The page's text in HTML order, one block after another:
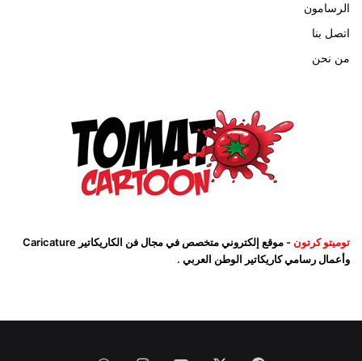
الرسامون
اتصل بنا
من نحن
توميتو كرتون
- موقع إلكتروني متخصص في مجال فن الكاريكاتير Caricature
وأعمال رسامي كاريكاتير الوطن العربي .